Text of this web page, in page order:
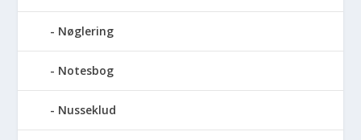
Nøglering
Notesbog
Nusseklud